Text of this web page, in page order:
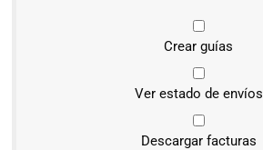
Crear guías
Ver estado de envíos
Descargar facturas